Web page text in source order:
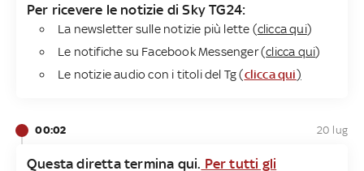
Per ricevere le notizie di Sky TG24:
La newsletter sulle notizie più lette (clicca qui)
Le notifiche su Facebook Messenger (clicca qui)
Le notizie audio con i titoli del Tg (clicca qui)
00:02 20 lug
Questa diretta termina qui. Per tutti gli